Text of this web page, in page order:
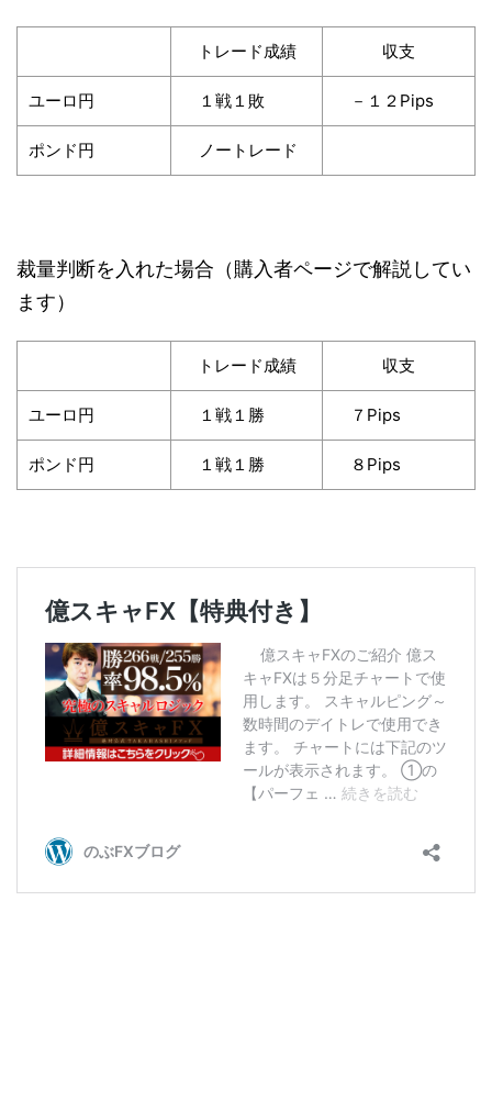
トレード成績 収支
ユーロ円 １戦１敗 －１２Pips
ポンド円 ノートレード
裁量判断を入れた場合（購入者ページで解説してい
ます）
トレード成績 収支
ユーロ円 １戦１勝 ７Pips
ポンド円 １戦１勝 ８Pips